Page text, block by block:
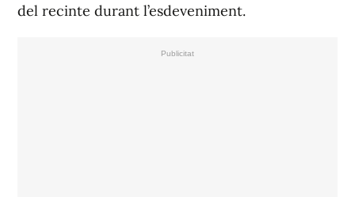
del recinte durant l’esdeveniment.